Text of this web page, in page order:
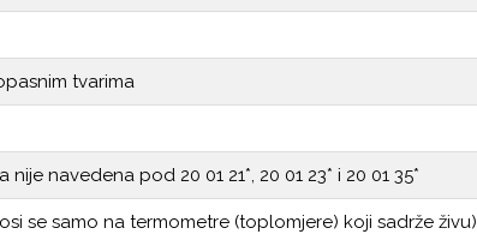
tvarima
navedena pod 20 01 21*, 20 01 23* i 20 01 35*
se samo na termometre (toplomjere) koji sadrže živu)